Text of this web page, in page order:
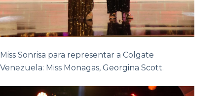
Miss Sonrisa para representar a Colgate
Venezuela: Miss Monagas, Georgina Scott.